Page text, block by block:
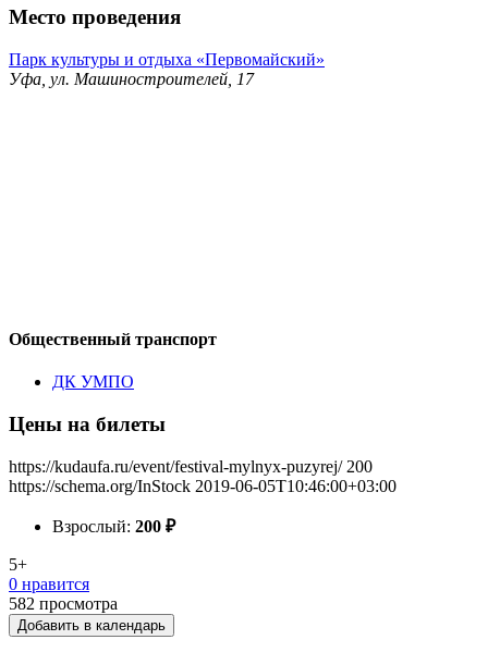
Место проведения
Парк культуры и отдыха «Первомайский»
Уфа, ул. Машиностроителей, 17
Общественный транспорт
ДК УМПО
Цены на билеты
https://kudaufa.ru/event/festival-mylnyx-puzyrej/ 200
https://schema.org/InStock 2019-06-05T10:46:00+03:00
Взрослый: 200 ₽
5+
0 нравится
582 просмотра
Добавить в календарь